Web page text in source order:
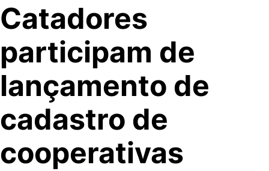
Catadores
participam de
lançamento de
cadastro de
cooperativas